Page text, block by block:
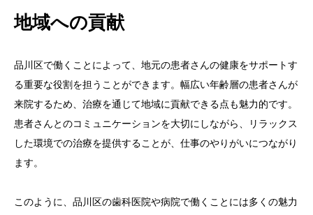
地域への貢献
品川区で働くことによって、地元の患者さんの健康をサポートす
る重要な役割を担うことができます。幅広い年齢層の患者さんが
来院するため、治療を通じて地域に貢献できる点も魅力的です。
患者さんとのコミュニケーションを大切にしながら、リラックス
した環境での治療を提供することが、仕事のやりがいにつながり
ます。
このように、品川区の歯科医院や病院で働くことには多くの魅力